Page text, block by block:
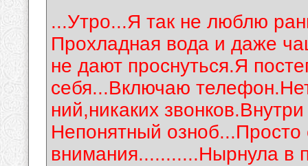
...Утро...Я так не люблю
Прохладная вода и даже
не дают проснуться.Я
себя...Включаю
ний,никаких
Непонятный озноб...Просто
внимания...........Нырнула в